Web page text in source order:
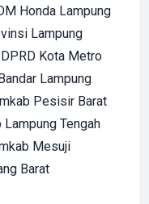
Honda Lampung
Lampung
DPRD Kota Metro
Lampung
Pesisir Barat
Lampung Tengah
Mesuji
Barat